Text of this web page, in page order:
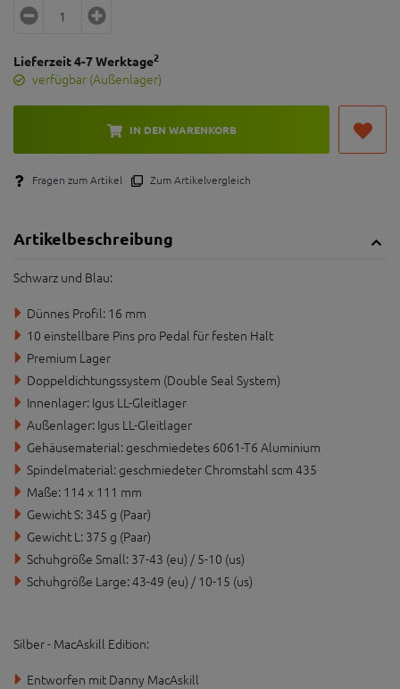
Lieferzeit 4-7 Werktage2
verfügbar (Außenlager)
IN DEN WARENKORB
Fragen zum Artikel Zum Artikelvergleich
Artikelbeschreibung
Schwarz und Blau:
Dünnes Profil: 16 mm
10 einstellbare Pins pro Pedal für festen Halt
Premium Lager
Doppeldichtungssystem (Double Seal System)
Innenlager: Igus LL-Gleitlager
Außenlager: Igus LL-Gleitlager
Gehäusematerial: geschmiedetes 6061-T6 Aluminium
Spindelmaterial: geschmiedeter Chromstahl scm 435
Maße: 114 x 111 mm
Gewicht S: 345 g (Paar)
Gewicht L: 375 g (Paar)
Schuhgröße Small: 37-43 (eu) / 5-10 (us)
Schuhgröße Large: 43-49 (eu) / 10-15 (us)
Silber - MacAskill Edition:
Entworfen mit Danny MacAskill